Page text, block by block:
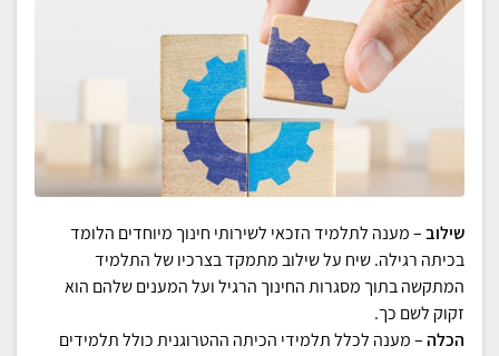
שילוב– מענה לתלמיד הזכאי לשירותי חינוך מיוחדים הלומד
בכיתה רגילה. שיח על שילוב מתמקד בצרכיו של התלמיד
המתקשה בתוך מסגרות החינוך הרגיל ועל המענים שלהם הוא
זקוק לשם כך.
הכלה– מענה לכלל תלמידי הכיתה ההטרוגנית כולל תלמידים